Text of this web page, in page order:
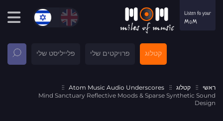
קטלוג פרויקטים שלי פלייליסט שלי
ראשי קטלוג
Atom Music Audio Underscores
Mind Sanctuary Reflective Moods & Sparse Synthetic Sound
Design